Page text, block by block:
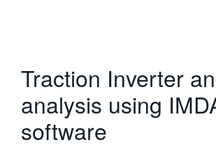
Traction Inverter
analysis using
software